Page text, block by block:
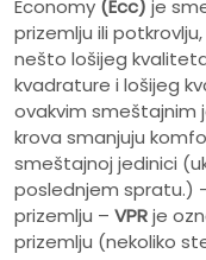
Economy (Ecc) je
prizemlju ili
nešto lošijeg
kvadrature i lošijeg
ovakvim smeštajnim
krova smanjuju
smeštajnoj jedinici
poslednjem spratu.)
prizemlju – VPRje
prizemlju (nekoliko